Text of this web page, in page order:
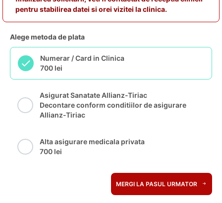
pentru stabilirea datei si orei vizitei la clinica.
Alege metoda de plata
Numerar / Card in Clinica
700 lei
Asigurat Sanatate Allianz-Tiriac
Decontare conform conditiilor de asigurare
Allianz-Tiriac
Alta asigurare medicala privata
700 lei
MERGI LA PASUL URMATOR